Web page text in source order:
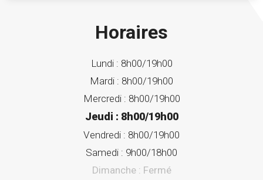
Horaires
Lundi : 8h00/19h00
Mardi : 8h00/19h00
Mercredi : 8h00/19h00
Jeudi : 8h00/19h00
Vendredi : 8h00/19h00
Samedi : 9h00/18h00
Dimanche : Fermé